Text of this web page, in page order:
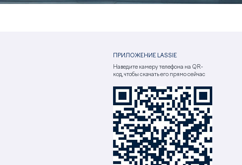
ПРИЛОЖЕНИЕ LASSIE
Наведите камеру телефона на QR-
код, чтобы скачать его прямо сейчас